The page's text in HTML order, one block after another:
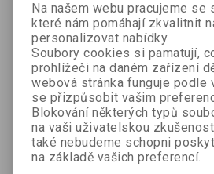
Mohlo by se Vám líbit:
Na našem webu pracujeme se
které nám pomáhají zkvalitnit
personalizovat nabídky.
Soubory cookies si pamatují,
prohlížeči na daném zařízení
webová stránka funguje podle
se přizpůsobit vašim
Blokování některých typů
na vaši uživatelskou
také nebudeme schopni
na základě vašich preferencí.